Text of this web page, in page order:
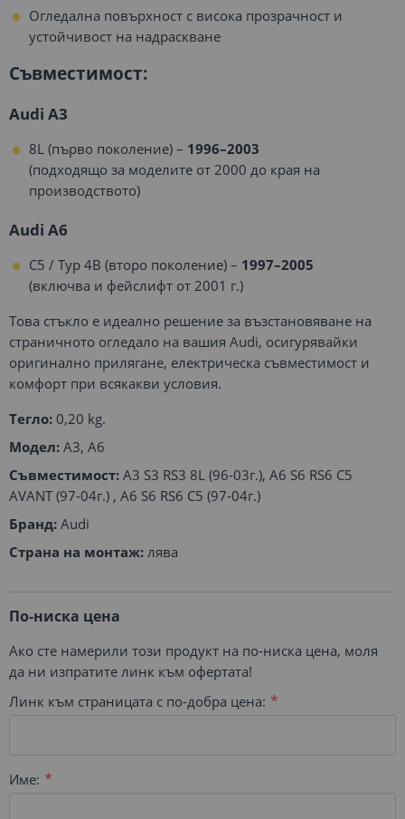
Огледална повърхност с висока прозрачност и
устойчивост на надраскване
Съвместимост:
Audi A3
8L (първо поколение) – 1996–2003
(подходящо за моделите от 2000 до края на
производството)
Audi A6
C5 / Typ 4B (второ поколение) – 1997–2005
(включва и фейслифт от 2001 г.)
Това стъкло е идеално решение за възстановяване на
страничното огледало на вашия Audi, осигурявайки
оригинално прилягане, електрическа съвместимост и
комфорт при всякакви условия.
Тегло: 0,20 kg.
Модел: A3, A6
Съвместимост: A3 S3 RS3 8L (96-03г.), A6 S6 RS6 C5
AVANT (97-04г.) , A6 S6 RS6 C5 (97-04г.)
Бранд: Audi
Страна на монтаж: лява
По-ниска цена
Ако сте намерили този продукт на по-ниска цена, моля
да ни изпратите линк към офертата!
Линк към страницата с по-добра цена:
Име: